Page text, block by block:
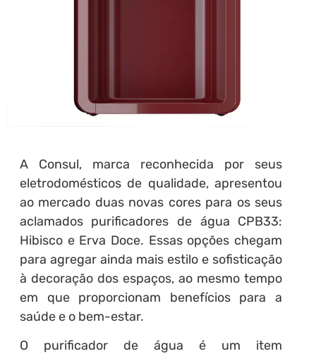
A Consul, marca reconhecida por seus
eletrodomésticos de qualidade, apresentou
ao mercado duas novas cores para os seus
aclamados purificadores de água CPB33:
Hibisco e Erva Doce. Essas opções chegam
para agregar ainda mais estilo e sofisticação
à decoração dos espaços, ao mesmo tempo
em que proporcionam benefícios para a
saúde e o bem-estar.
O purificador de água é um item